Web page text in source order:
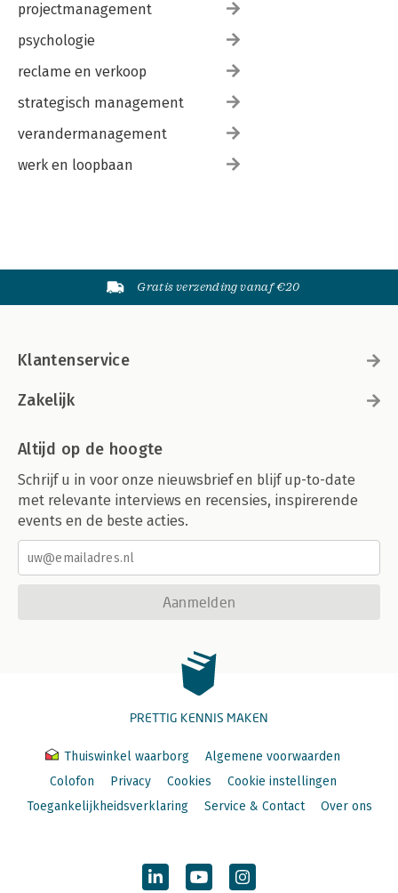
projectmanagement
psychologie
reclame en verkoop
strategisch management
verandermanagement
werk en loopbaan
Gratis verzending vanaf €20
Klantenservice
Zakelijk
Altijd op de hoogte
Schrijf u in voor onze nieuwsbrief en blijf up-to-date
met relevante interviews en recensies, inspirerende
events en de beste acties.
Aanmelden
PRETTIG KENNIS MAKEN
Thuiswinkel waarborg
Algemene voorwaarden
Colofon
Privacy Cookies
Cookie instellingen
Toegankelijkheidsverklaring
Service & Contact Over ons